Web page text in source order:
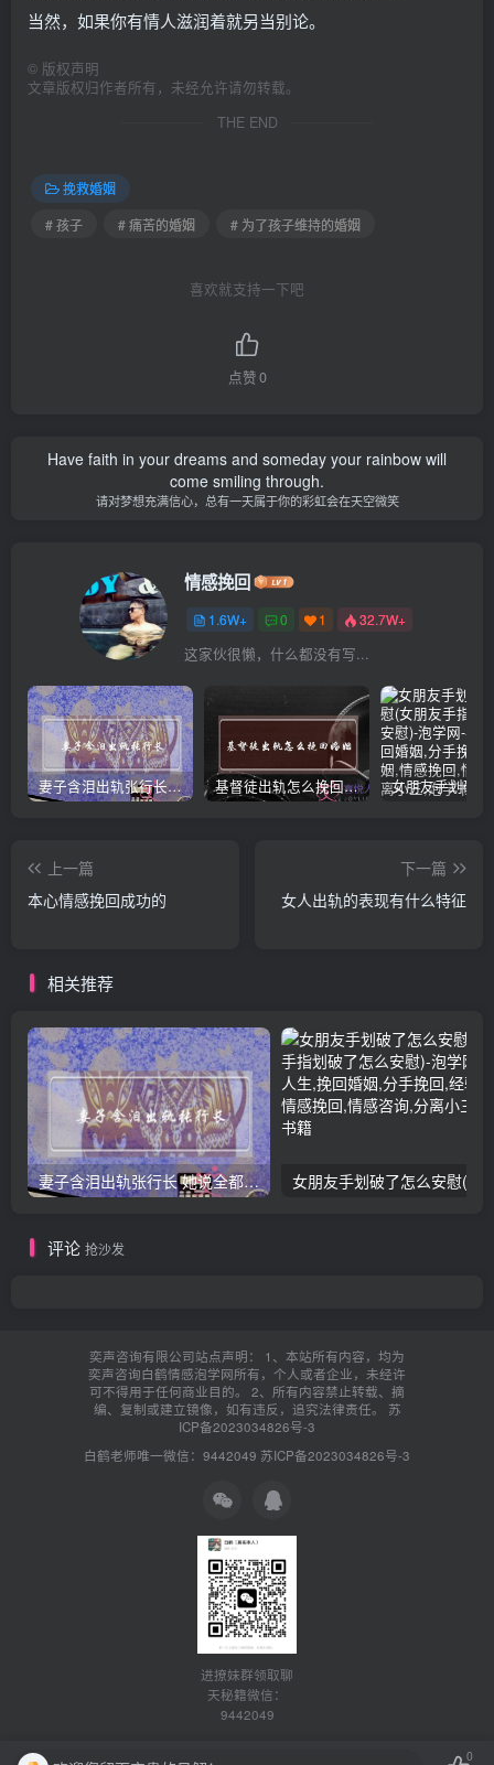
当然，如果你有情人滋润着就另当别论。
© 版权声明
文章版权归作者所有，未经允许请勿转载。
THE END
挽救婚姻
# 孩子
# 痛苦的婚姻 # 为了孩子维持的婚姻
喜欢就支持一下吧
点赞0
Have faith in your dreams and someday your rainbow will
come smiling through.
请对梦想充满信心，总有一天属于你的彩虹会在天空微笑
情感挽回
1.6W+ 0 1 32.7W+
这家伙很懒，什么都没有写...
妻子含泪出轨张行长 她说全都是因为家中 基督徒出轨怎么挽回婚姻(基督徒面对出轨婚姻)
上一篇
本心情感挽回成功的
下一篇
女人出轨的表现有什么特征
相关推荐
妻子含泪出轨张行长 她说全都是因为家中
评论 抢沙发
奕声咨询有限公司站点声明： 1、本站所有内容，均为
奕声咨询白鹤情感泡学网所有，个人或者企业，未经许
可不得用于任何商业目的。 2、所有内容禁止转载、摘
编、复制或建立镜像，如有违反，追究法律责任。 苏
ICP备2023034826号-3
白鹤老师唯一微信：9442049 苏ICP备2023034826号-3
进撩妹群领取聊
天秘籍微信：
9442049
0